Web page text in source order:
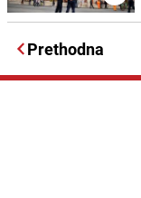
Prethodna